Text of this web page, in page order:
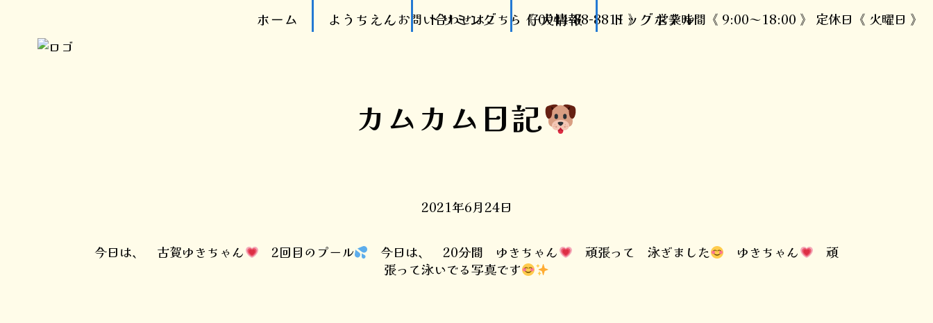
お問い合わせはこちら《 0944-88-8811 》 営業時間《 9:00～18:00 》 定休日《 火曜日 》
ホーム ようちえん トリミング 仔犬情報 ドッグホテル
カムカム日記
2021年6月24日
今日は、 古賀ゆきちゃん 2回目のプール 今日は、 20分間 ゆきちゃん 頑張って 泳ぎました ゆきちゃん
頑
張って泳いでる写真です